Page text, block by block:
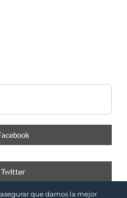
Twitter
que damos la mejor